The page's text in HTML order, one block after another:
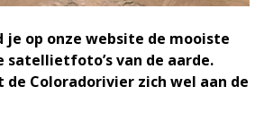
je op onze website de mooiste
satellietfoto’s van de aarde.
de Coloradorivier zich wel aan de